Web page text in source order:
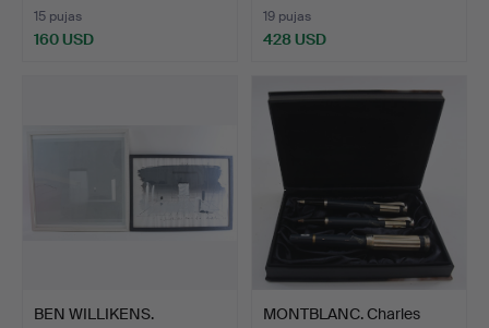
15 pujas
160 USD
19 pujas
428 USD
BEN WILLIKENS.
MONTBLANC. Charles